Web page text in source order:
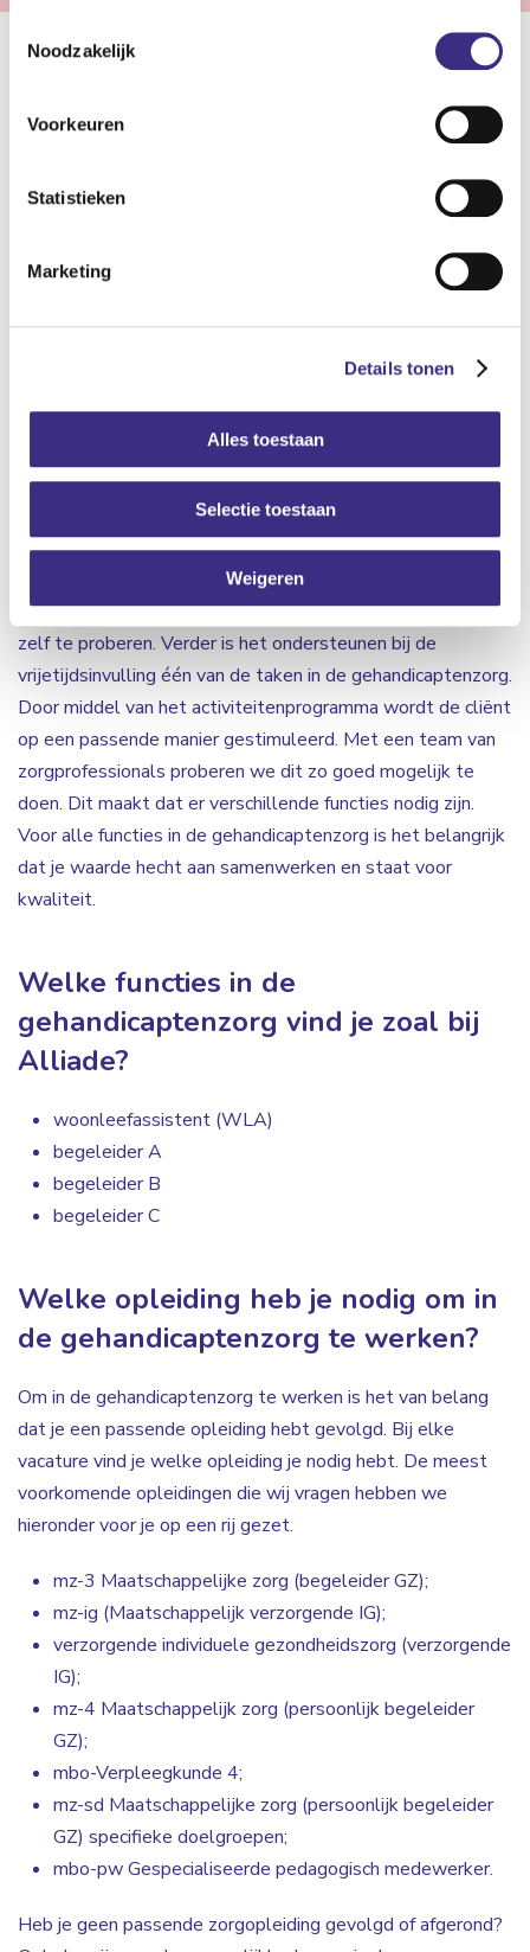
Noodzakelijk
Voorkeuren
Statistieken
Marketing
Details tonen
Alles toestaan
Selectie toestaan
Weigeren
Samenwerken in de gehandicaptenzorg
In de gehandicaptenzorg staan wij klaar om cliënten met
bieden die zij nodig hebben. Of het nu gaat om een
zintuiglijke beperking. Bij Alliade zijn verschillende
begeleiding tot zelfstandig wonen met hulp. De mate van
zorg en begeleiding varieert van lichte zorg tot intensieve
zorgbehoefte. Zo kan het zijn dat cliënten moeilijk
verstaanbaar gedrag laten zien en intensieve begeleiding
nodig hebben. Wij zijn op zoek naar nieuwe collega’s die de
cliënten kunnen ondersteunen en begeleiden zodat
moeilijke situaties omgebogen worden naar kansen. Ook
ondersteun je bij Algemene Dagelijkse Levensverrichtingen
(ADL). De cliënten worden hierbij gemotiveerd om veel
zelf te proberen. Verder is het ondersteunen bij de
vrijetijdsinvulling één van de taken in de gehandicaptenzorg.
Door middel van het activiteitenprogramma wordt de cliënt
op een passende manier gestimuleerd. Met een team van
zorgprofessionals proberen we dit zo goed mogelijk te
doen. Dit maakt dat er verschillende functies nodig zijn.
Voor alle functies in de gehandicaptenzorg is het belangrijk
dat je waarde hecht aan samenwerken en staat voor
kwaliteit.
Welke functies in de
gehandicaptenzorg vind je zoal bij
Alliade?
woonleefassistent (WLA)
begeleider A
begeleider B
begeleider C
Welke opleiding heb je nodig om in
de gehandicaptenzorg te werken?
Om in de gehandicaptenzorg te werken is het van belang
dat je een passende opleiding hebt gevolgd. Bij elke
vacature vind je welke opleiding je nodig hebt. De meest
voorkomende opleidingen die wij vragen hebben we
hieronder voor je op een rij gezet.
mz-3 Maatschappelijke zorg (begeleider GZ);
mz-ig (Maatschappelijk verzorgende IG);
verzorgende individuele gezondheidszorg (verzorgende
IG);
mz-4 Maatschappelijk zorg (persoonlijk begeleider
GZ);
mbo-Verpleegkunde 4;
mz-sd Maatschappelijke zorg (persoonlijk begeleider
GZ) specifieke doelgroepen;
mbo-pw Gespecialiseerde pedagogisch medewerker.
Heb je geen passende zorgopleiding gevolgd of afgerond?